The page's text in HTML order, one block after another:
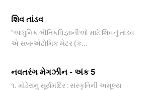
શિવ તાંડવ
"આધુનિક ભૌતિકવિજ્ઞાનીઓ માટે શિવનું તાંડવ
એ સબ-એટોમિક મેટર (ક...
નવતરંગ મેગઝીન - અંક 5
૧. મોઢેરાનું સૂર્યમંદિર : સંસ્કૃતિની અમૂલ્ય